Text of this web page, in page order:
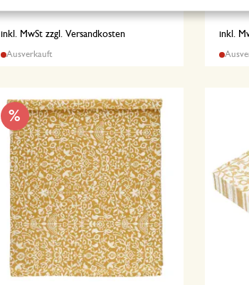
inkl. MwSt zzgl. Versandkosten
Ausverkauft
inkl.
%